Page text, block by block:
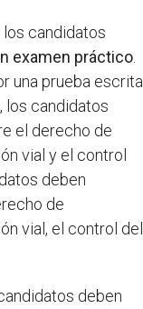
candidatos
examen práctico
una prueba escrita
los candidatos
el derecho de
vial y el control
deben
de
vial, el control del
deben